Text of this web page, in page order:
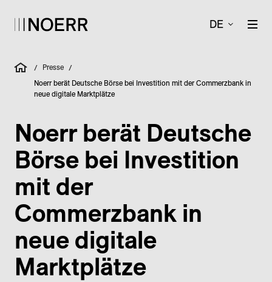
DE
/ Presse /
Noerr berät Deutsche Börse bei Investition mit der Commerzbank in
neue digitale Marktplätze
Noerr berät Deutsche
Börse bei Investition
mit der
Commerzbank in
neue digitale
Marktplätze